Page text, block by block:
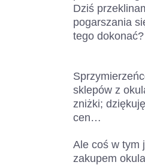
Dziś
pogarszania
tego
sklepów z
zniżki;
cen…
Ale coś w tym
zakupem